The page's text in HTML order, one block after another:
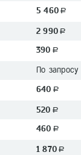
5 460 a
2 990 a
390 a
По запросу
640 a
520 a
460 a
1 870 a